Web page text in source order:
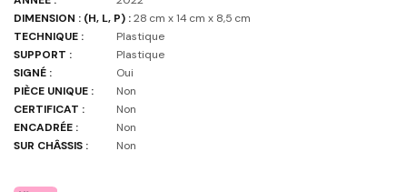
DIMENSION : (H, L, P) :28 cm x 14 cm x 8,5 cm
TECHNIQUE :
Plastique
SUPPORT :
Plastique
SIGNÉ :
Oui
PIÈCE UNIQUE :
Non
CERTIFICAT :
Non
ENCADRÉE :
Non
SUR CHÂSSIS :
Non